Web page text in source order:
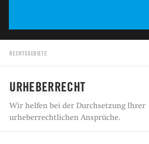
RECHTSGEBIETE
URHEBERRECHT
Wir helfen bei der Durchsetzung Ihrer
urheberrechtlichen Ansprüche.